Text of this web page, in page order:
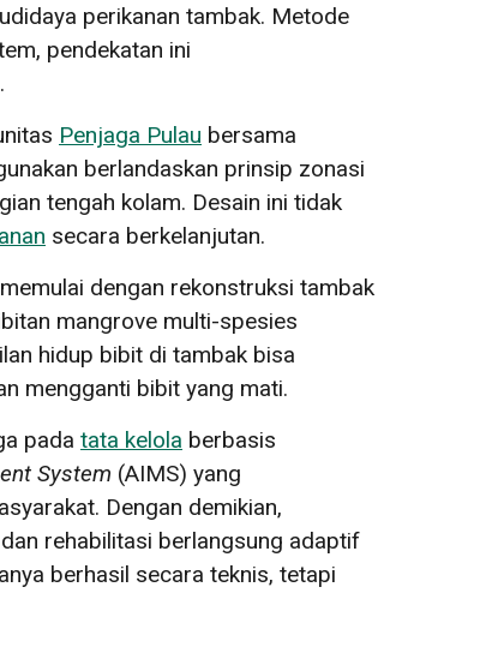
perikanan tambak. Metode
pendekatan ini
Penjaga Pulau bersama
berlandaskan prinsip zonasi
tengah kolam. Desain ini tidak
secara berkelanjutan.
dengan rekonstruksi tambak
mangrove multi-spesies
hidup bibit di tambak bisa
mengganti bibit yang mati.
pada tata kelola berbasis
System (AIMS) yang
Dengan demikian,
rehabilitasi berlangsung adaptif
berhasil secara teknis, tetapi